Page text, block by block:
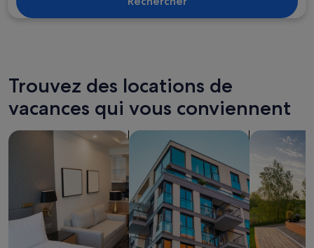
Trouvez des locations de
vacances qui vous conviennent
Rechercher des appart’hôtelsRechercher des appartements
Rechercher